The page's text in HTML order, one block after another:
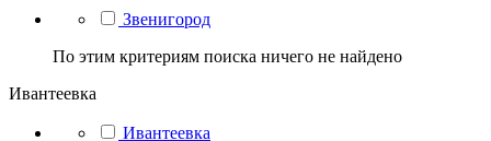
Звенигород
По этим критериям поиска ничего не найдено
Ивантеевка
Ивантеевка